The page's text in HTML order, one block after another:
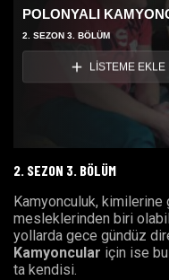
POLONYALI
2. SEZON 3. BÖLÜM
LİSTEME EKLE
2. SEZON 3. BÖLÜM
Kamyonculuk, kimilerine
mesleklerinden biri
yollarda gece gündüz
Kamyoncular için ise
ta kendisi.